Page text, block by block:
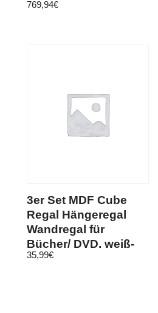
Eiche-S.
769,94€
3er Set MDF Cube
Regal Hängeregal
Wandregal für
Bücher/ DVD, weiß-
rosa
35,99€